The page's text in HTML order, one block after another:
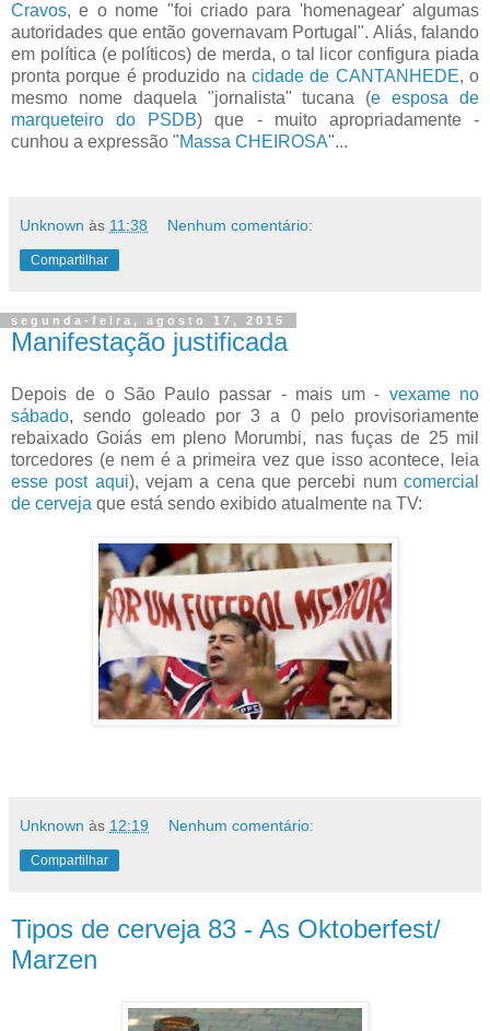
Cravos, e o nome "foi criado para 'homenagear' algumas
autoridades que então governavam Portugal". Aliás, falando
em política (e políticos) de merda, o tal licor configura piada
pronta porque é produzido na cidade de CANTANHEDE, o
mesmo nome daquela "jornalista" tucana (e esposa de
marqueteiro do PSDB) que - muito apropriadamente -
cunhou a expressão "Massa CHEIROSA"...
Unknown às 11:38 Nenhum comentário:
Compartilhar
segunda-feira, agosto 17, 2015
Manifestação justificada
Depois de o São Paulo passar - mais um - vexame no
sábado, sendo goleado por 3 a 0 pelo provisoriamente
rebaixado Goiás em pleno Morumbi, nas fuças de 25 mil
torcedores (e nem é a primeira vez que isso acontece, leia
esse post aqui), vejam a cena que percebi numcomercial
de cerveja que está sendo exibido atualmente na TV:
Unknown às 12:19 Nenhum comentário:
Compartilhar
Tipos de cerveja 83 - As Oktoberfest/
Marzen